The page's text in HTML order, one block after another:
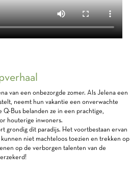
van een onbezorgde zomer. Als Jelena een
neemt hun vakantie een onverwachte
Bus belanden ze in een prachtige,
houterige inwoners.
grondig dit paradijs. Het voortbestaan ervan
niet machteloos toezien en trekken op
op de verborgen talenten van de